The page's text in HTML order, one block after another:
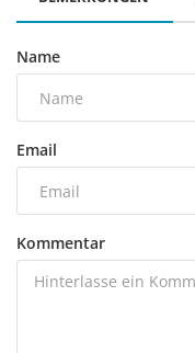
Name
Email
Kommentar